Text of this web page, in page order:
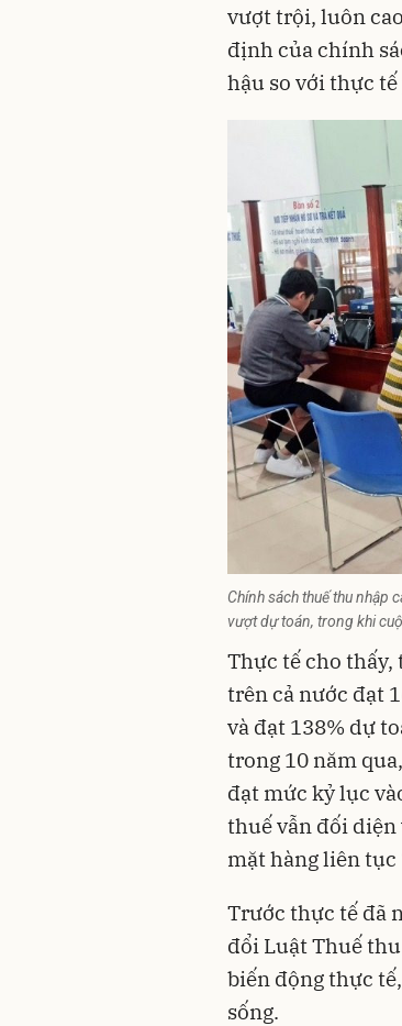
vượt trội, luôn
định của chính
hậu so với thực
Chính sách thuế thu nhập
vượt dự toán, trong khi
Thực tế cho
trên cả nước đạt
và đạt 138% dự
trong 10 năm
đạt mức kỷ lục
thuế vẫn đối
mặt hàng liên tục
Trước thực tế đã
đổi Luật Thuế
biến động thực
sống.